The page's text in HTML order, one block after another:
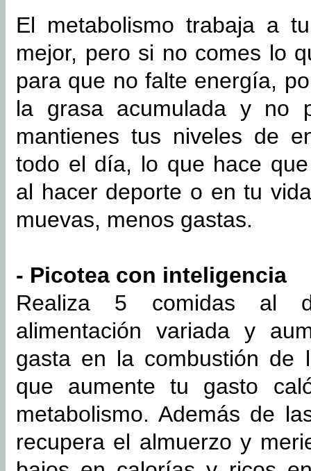
El metabolismo trabaja a
mejor, pero si no comes lo
para que no falte energía,
la grasa acumulada y no
mantienes tus niveles de
todo el día, lo que hace
al hacer deporte o en tu
muevas, menos gastas.
- Picotea con inteligencia
Realiza 5 comidas al
alimentación variada y
gasta en la combustión de
que aumente tu gasto
metabolismo. Además de
recupera el almuerzo y